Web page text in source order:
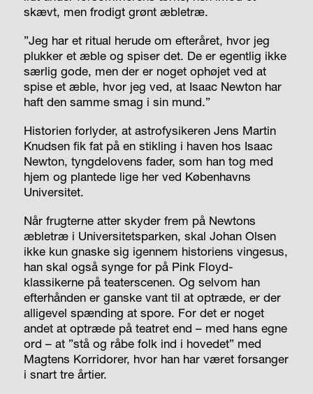
skævt, men frodigt grønt æbletræ.
”Jeg har et ritual herude om efteråret, hvor jeg
plukker et æble og spiser det. De er egentlig ikke
særlig gode, men der er noget ophøjet ved at
spise et æble, hvor jeg ved, at Isaac Newton har
haft den samme smag i sin mund.”
Historien forlyder, at astrofysikeren Jens Martin
Knudsen fik fat på en stikling i haven hos Isaac
Newton, tyngdelovens fader, som han tog med
hjem og plantede lige her ved Københavns
Universitet.
Når frugterne atter skyder frem på Newtons
æbletræ i Universitetsparken, skal Johan Olsen
ikke kun gnaske sig igennem historiens vingesus,
han skal også synge for på Pink Floyd-
klassikerne på teaterscenen. Og selvom han
efterhånden er ganske vant til at optræde, er der
alligevel spænding at spore. For det er noget
andet at optræde på teatret end – med hans egne
ord – at ”stå og råbe folk ind i hovedet” med
Magtens Korridorer, hvor han har været forsanger
i snart tre årtier.